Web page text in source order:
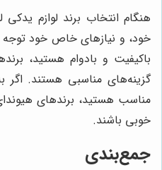
هنگام انتخاب برند لوازم یدکی
خود، و نیازهای خاص خود توجه
باکیفیت و بادوام هستید،
گزینه‌های مناسبی هستند. اگر
مناسب هستید، برندهای
خوبی باشند.
جمع‌بندی